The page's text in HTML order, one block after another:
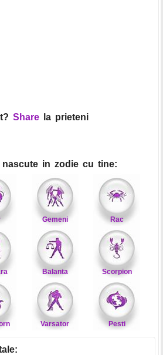
Share la prieteni
in zodie cu tine:
Gemeni Rac
Balanta Scorpion
Varsator Pesti
: